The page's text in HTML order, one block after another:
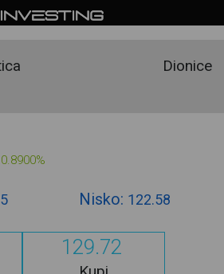
Dionice
0.8900%
Nisko: 122.58
129.72